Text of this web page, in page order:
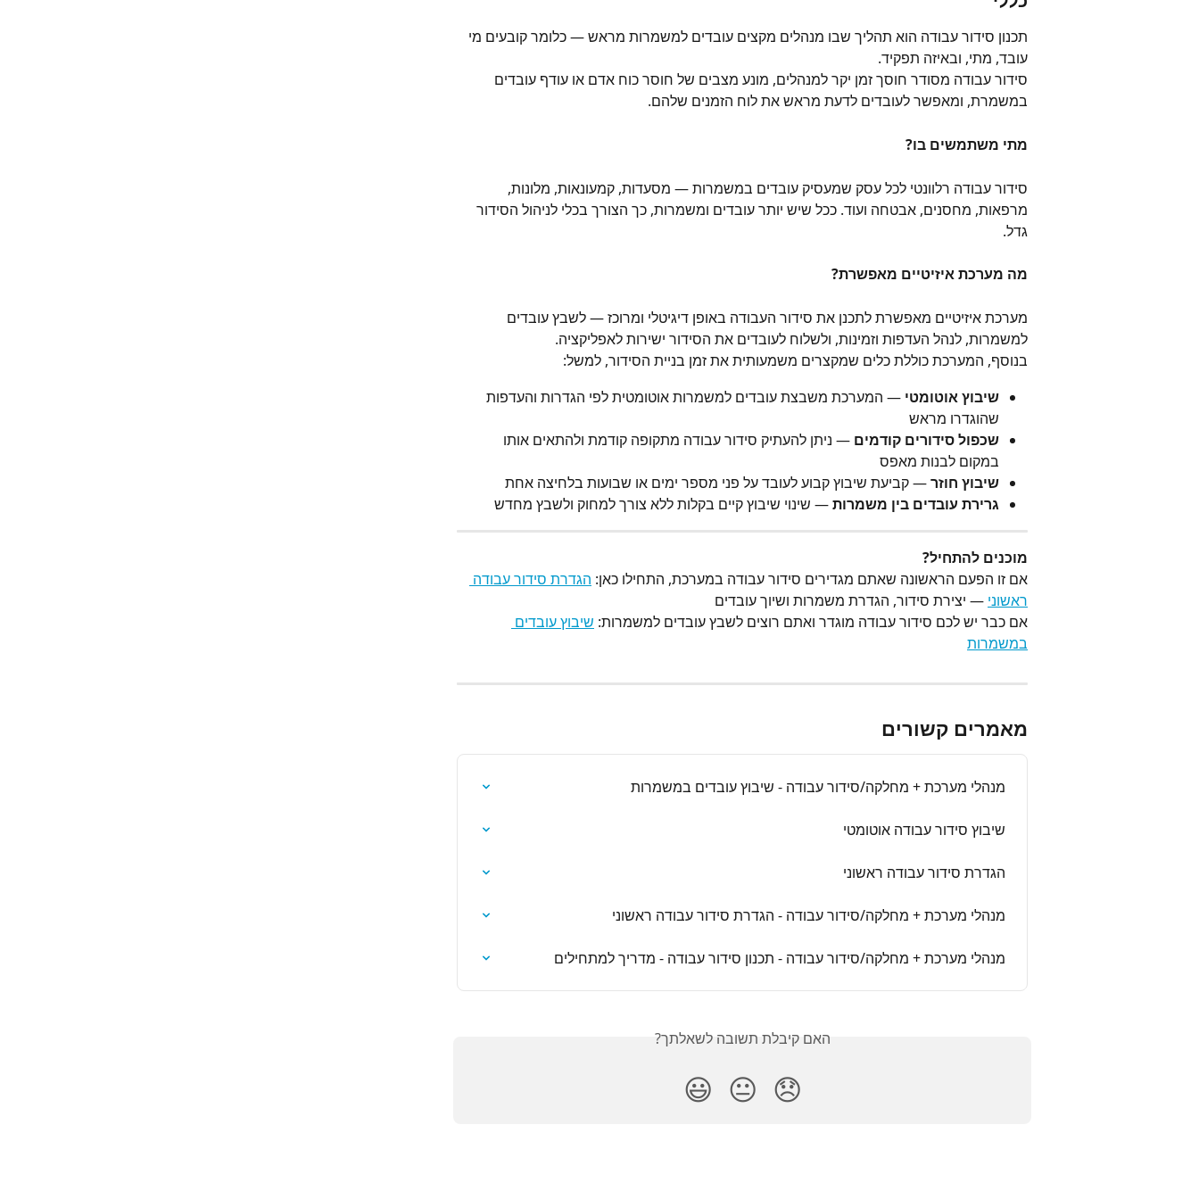
תכנון סידור עבודה הוא תהליך שבו מנהלים מקצים עובדים למשמרות מראש — כלומר קובעים מי
עובד, מתי, ובאיזה תפקיד.
סידור עבודה מסודר חוסך זמן יקר למנהלים, מונע מצבים של חוסר כוח אדם או עודף עובדים
במשמרת, ומאפשר לעובדים לדעת מראש את לוח הזמנים שלהם.
מתי משתמשים בו?
סידור עבודה רלוונטי לכל עסק שמעסיק עובדים במשמרות — מסעדות, קמעונאות, מלונות,
מרפאות, מחסנים, אבטחה ועוד. ככל שיש יותר עובדים ומשמרות, כך הצורך בכלי לניהול הסידור
גדל.
מה מערכת איזיטיים מאפשרת?
מערכת איזיטיים מאפשרת לתכנן את סידור העבודה באופן דיגיטלי ומרוכז — לשבץ עובדים
למשמרות, לנהל העדפות וזמינות, ולשלוח לעובדים את הסידור ישירות לאפליקציה.
בנוסף, המערכת כוללת כלים שמקצרים משמעותית את זמן בניית הסידור, למשל:
שיבוץ אוטומטי — המערכת משבצת עובדים למשמרות אוטומטית לפי הגדרות והעדפות
שהוגדרו מראש
שכפול סידורים קודמים — ניתן להעתיק סידור עבודה מתקופה קודמת ולהתאים אותו
במקום לבנות מאפס
שיבוץ חוזר — קביעת שיבוץ קבוע לעובד על פני מספר ימים או שבועות בלחיצה אחת
גרירת עובדים בין משמרות — שינוי שיבוץ קיים בקלות ללא צורך למחוק ולשבץ מחדש
מוכנים להתחיל?
אם זו הפעם הראשונה שאתם מגדירים סידור עבודה במערכת, התחילו כאן: הגדרת סידור עבודה
ראשוני — יצירת סידור, הגדרת משמרות ושיוך עובדים
אם כבר יש לכם סידור עבודה מוגדר ואתם רוצים לשבץ עובדים למשמרות: שיבוץ עובדים
במשמרות
מאמרים קשורים
מנהלי מערכת + מחלקה/סידור עבודה - שיבוץ עובדים במשמרות
שיבוץ סידור עבודה אוטומטי
הגדרת סידור עבודה ראשוני
מנהלי מערכת + מחלקה/סידור עבודה - הגדרת סידור עבודה ראשוני
מנהלי מערכת + מחלקה/סידור עבודה - תכנון סידור עבודה - מדריך למתחילים
האם קיבלת תשובה לשאלתך?
😞
😐
😃